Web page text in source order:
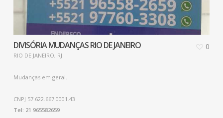
DIVISÓRIA MUDANÇAS RIO DE JANEIRO
RIO DE JANEIRO, RJ
Mudanças em geral.
CNPJ 57.622.667 0001.43
Tel: 21 965582659
0